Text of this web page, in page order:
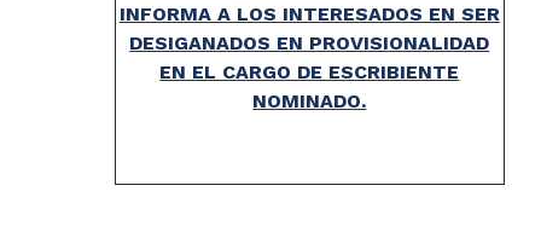
INFORMA A LOS INTERESADOS EN SER
DESIGANADOS EN PROVISIONALIDAD
EN EL CARGO DE ESCRIBIENTE
NOMINADO.